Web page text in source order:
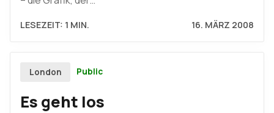
LESEZEIT: 1 MIN. 16. MÄRZ 2008
London Public
Es geht los